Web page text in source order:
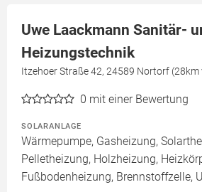
Uwe Laackmann Sanitär-
Heizungstechnik
Itzehoer Straße 42, 24589 Nortorf (28km
0 mit einer Bewertung
SOLARANLAGE
Wärmepumpe, Gasheizung,
Pelletheizung, Holzheizung,
Fußbodenheizung, Brennstoffzelle,